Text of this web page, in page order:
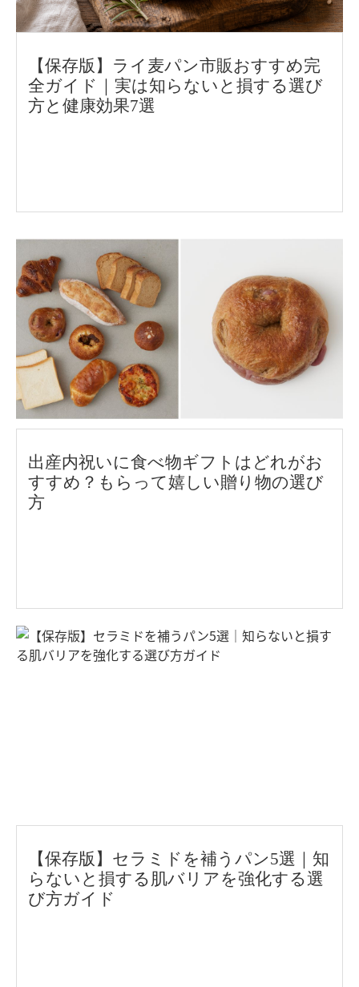
【保存版】ライ麦パン市販おすすめ完
全ガイド｜実は知らないと損する選び
方と健康効果7選
出産内祝いに食べ物ギフトはどれがお
すすめ？もらって嬉しい贈り物の選び
方
【保存版】セラミドを補うパン5選｜知
らないと損する肌バリアを強化する選
び方ガイド